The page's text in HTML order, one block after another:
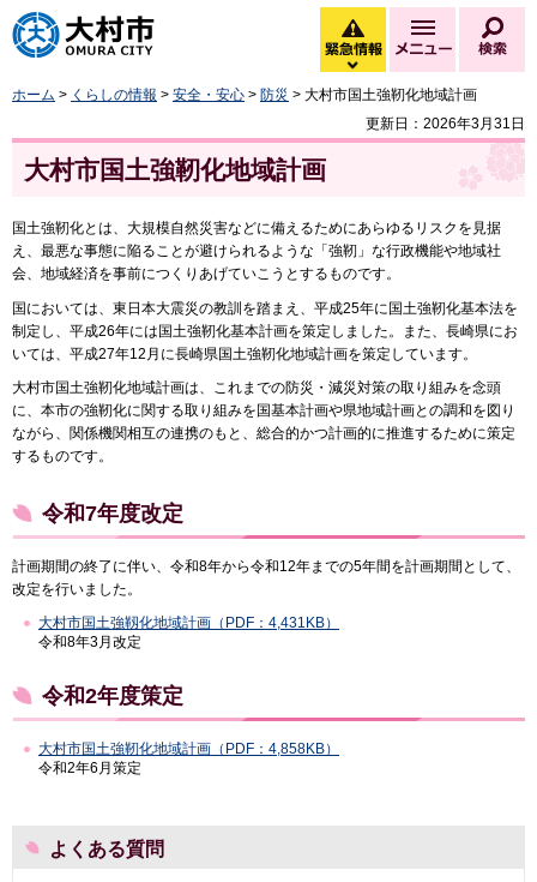
大村市
緊急情報
緊急情報を開く
メニュー
ホーム > くらしの情報 > 安全・安心 > 防災 > 大村市国土強靭化地域計画
更新日：2026年3月31日
大村市国土強靭化地域計画
国土強靭化とは、大規模自然災害などに備えるためにあらゆるリスクを見据
え、最悪な事態に陥ることが避けられるような「強靭」な行政機能や地域社
会、地域経済を事前につくりあげていこうとするものです。
国においては、東日本大震災の教訓を踏まえ、平成25年に国土強靭化基本法を
制定し、平成26年には国土強靭化基本計画を策定しました。また、長崎県にお
いては、平成27年12月に長崎県国土強靭化地域計画を策定しています。
大村市国土強靭化地域計画は、これまでの防災・減災対策の取り組みを念頭
に、本市の強靭化に関する取り組みを国基本計画や県地域計画との調和を図り
ながら、関係機関相互の連携のもと、総合的かつ計画的に推進するために策定
するものです。
令和7年度改定
計画期間の終了に伴い、令和8年から令和12年までの5年間を計画期間として、
改定を行いました。
大村市国土強靱化地域計画（PDF：4,431KB）
令和8年3月改定
令和2年度策定
大村市国土強靭化地域計画（PDF：4,858KB）
令和2年6月策定
よくある質問